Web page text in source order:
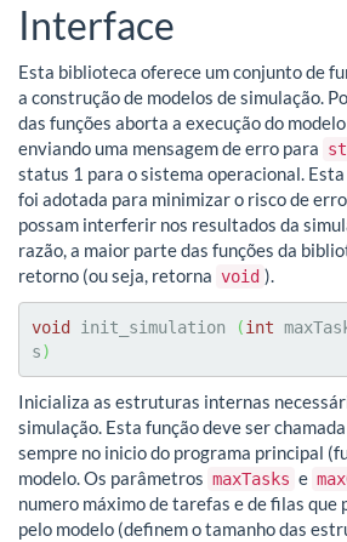
Interface
Esta biblioteca oferece um conjunto de
a construção de modelos de simulação.
das funções aborta a execução do
enviando uma mensagem de erro para
status 1 para o sistema operacional. Esta
foi adotada para minimizar o risco de
possam interferir nos resultados da
razão, a maior parte das funções da
retorno (ou seja, retorna void ).
void init_simulation (int
s)
Inicializa as estruturas internas
simulação. Esta função deve ser
sempre no inicio do programa principal
modelo. Os parâmetros maxTasks e
numero máximo de tarefas e de filas que
pelo modelo (definem o tamanho das